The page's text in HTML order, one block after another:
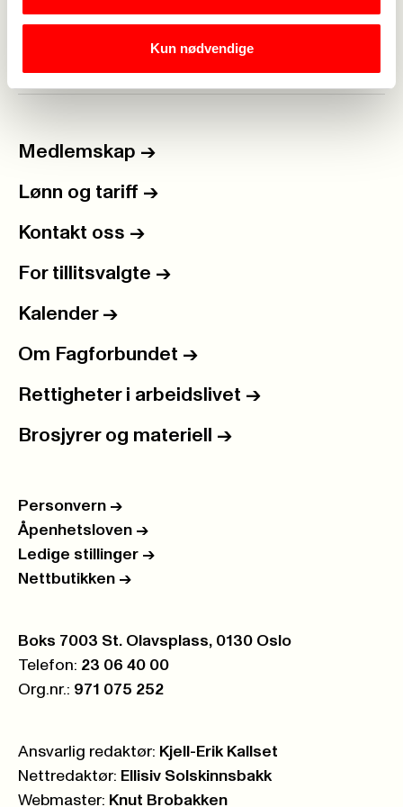
Kun nødvendige
Medlemskap ->
Lønn og tariff ->
Kontakt oss ->
For tillitsvalgte ->
Kalender ->
Om Fagforbundet ->
Rettigheter i arbeidslivet ->
Brosjyrer og materiell ->
Personvern ->
Åpenhetsloven ->
Ledige stillinger ->
Nettbutikken ->
Postboks:
Boks 7003 St. Olavsplass, 0130 Oslo
Telefon: 23 06 40 00
Org.nr.: 971 075 252
Ansvarlig redaktør: Kjell-Erik Kallset
Nettredaktør: Ellisiv Solskinnsbakk
Webmaster: Knut Brobakken